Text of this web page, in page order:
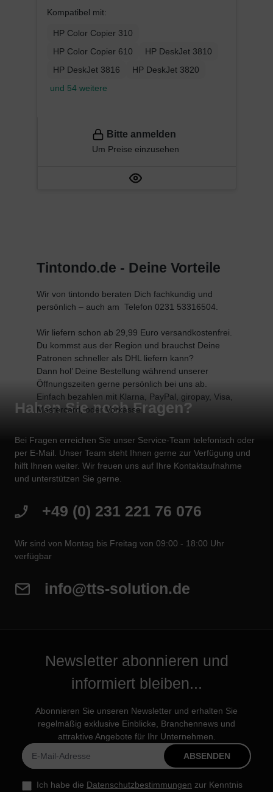
Kompatibel mit:
HP Color Copier 310
HP Color Copier 610
HP DeskJet 3810
HP DeskJet 3816
HP DeskJet 3820
und 54 weitere
Bitte anmelden
Um Preise einzusehen
Tintondo.de - Deine Vorteile
Wir von tintondo beraten Dich fachkundig und
persönlich – auch am Telefon 0231 53316504.
Wir liefern schon ab 29,99 Euro versandkostenfrei.
Du kommst aus der Region und brauchst Deine
Patronen schneller als DHL liefern kann?
Dann hol’ Deine Bestellung während unserer
Öffnungszeiten gerne persönlich bei uns ab.
Einfach bezahlen mit Klarna, PayPal, giropay, Visa,
Mastercard,oderVorkasse.
Haben Sie noch Fragen?
Bei Fragen erreichen Sie unser Service-Team telefonisch oder
per E-Mail. Unser Team steht Ihnen gerne zur Verfügung und
hilft Ihnen weiter. Wir freuen uns auf Ihre Kontaktaufnahme
und unterstützen Sie gerne.
+49 (0) 231 221 76 076
Wir sind von Montag bis Freitag von 09:00 - 18:00 Uhr
verfügbar
info@tts-solution.de
Newsletter abonnieren und
informiert bleiben...
Abonnieren Sie unseren Newsletter und erhalten Sie
regelmäßig exklusive Einblicke, Branchennews und
attraktive Angebote für Ihr Unternehmen.
ABSENDEN
Ich habe die Datenschutzbestimmungen zur Kenntnis